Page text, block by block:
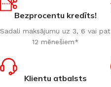
Bezprocentu kredīts!
Sadali maksājumu uz 3, 6 vai pat
12 mēnešiem*
Klientu atbalsts